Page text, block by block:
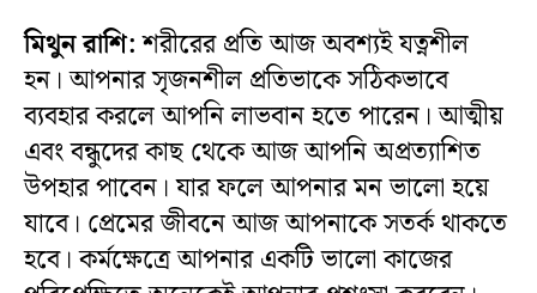
মিথুন রাশি:শরীরের প্রতি আজ অবশ্যই যত্নশীল
হন। আপনার সৃজনশীল প্রতিভাকে সঠিকভাবে
ব্যবহার করলে আপনি লাভবান হতে পারেন। আত্মীয়
এবং বন্ধুদের কাছ থেকে আজ আপনি অপ্রত্যাশিত
উপহার পাবেন। যার ফলে আপনার মন ভালো হয়ে
যাবে। প্রেমের জীবনে আজ আপনাকে সতর্ক থাকতে
হবে। কর্মক্ষেত্রে আপনার একটি ভালো কাজের